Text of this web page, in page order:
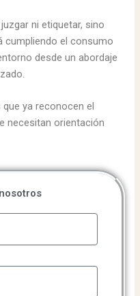
ni etiquetar, sino
cumpliendo el consumo
desde un abordaje
ya reconocen el
necesitan orientación